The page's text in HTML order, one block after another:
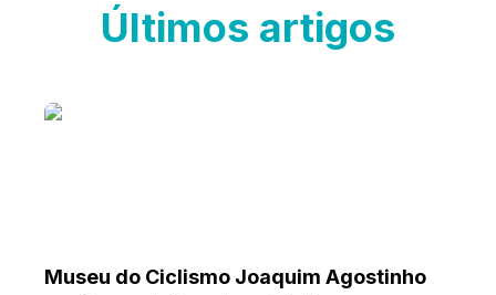
Últimos artigos
Museu do Ciclismo Joaquim Agostinho